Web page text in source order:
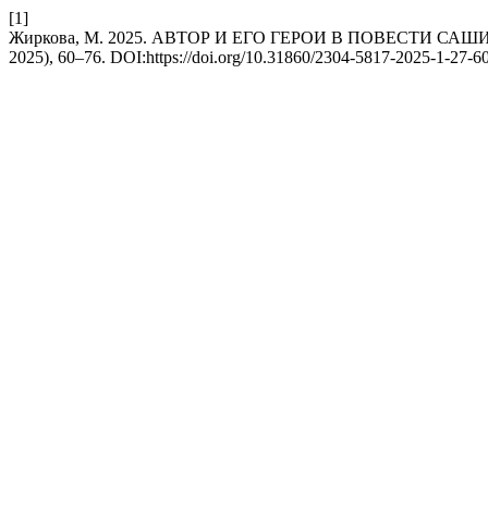
[1]
Жиркова, М. 2025. АВТОР И ЕГО ГЕРОИ В ПОВЕСТИ
2025), 60–76. DOI:https://doi.org/10.31860/2304-5817-2025-1-27-